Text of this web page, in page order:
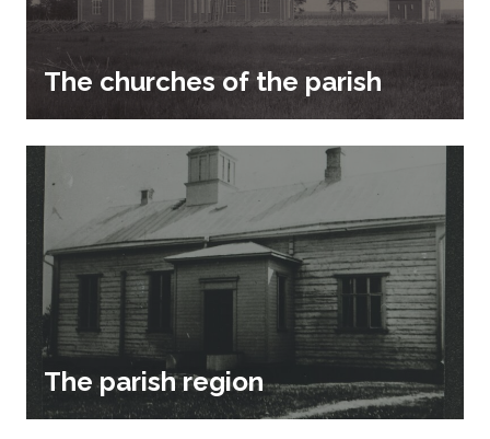
The churches of the parish
The parish region